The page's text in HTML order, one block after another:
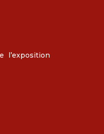
l’exposition